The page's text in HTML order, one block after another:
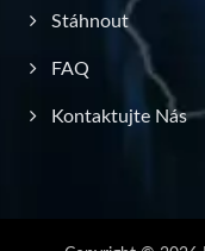
Stáhnout
FAQ
Kontaktujte Nás